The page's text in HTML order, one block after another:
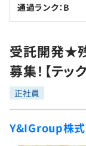
転職成功ガイド
転職エージェント
インタビュー
転職成功ガイド
新卒就活
求人検索
本選考
インターン
学習
問題集
プログラミング言語
ゲーム・マンガ
通過ランク：B
受託開発★
募集！【テッ
正社員
Y&IGroup株